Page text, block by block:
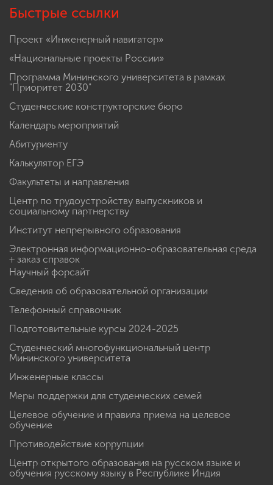
Быстрые ссылки
Проект «Инженерный навигатор»
«Национальные проекты России»
Программа Мининского университета в рамках
"Приоритет 2030"
Студенческие конструкторские бюро
Календарь мероприятий
Абитуриенту
Калькулятор ЕГЭ
Факультеты и направления
Центр по трудоустройству выпускников и
социальному партнерству
Институт непрерывного образования
Электронная информационно-образовательная среда
+ заказ справок
Научный форсайт
Сведения об образовательной организации
Телефонный справочник
Подготовительные курсы 2024-2025
Студенческий многофункциональный центр
Мининского университета
Инженерные классы
Меры поддержки для студенческих семей
Целевое обучение и правила приема на целевое
обучение
Противодействие коррупции
Центр открытого образования на русском языке и
обучения русскому языку в Республике Индия